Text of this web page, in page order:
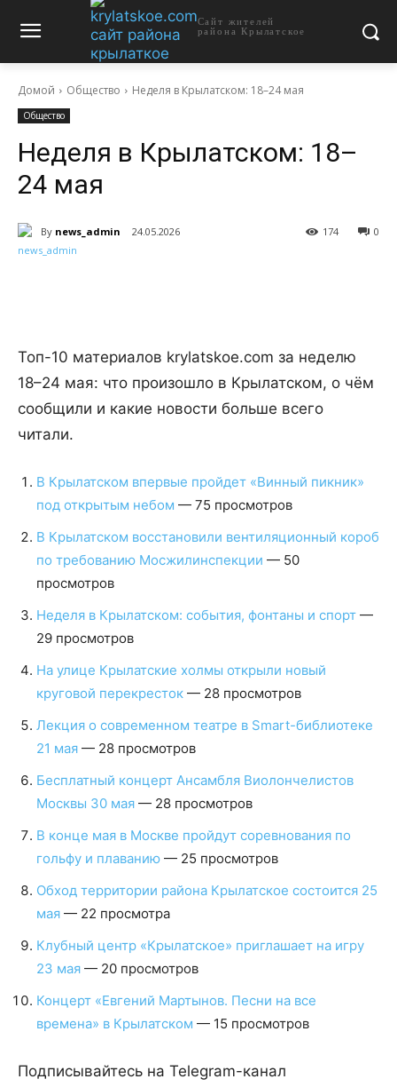
Сайт жителей
района Крылатское
Домой Общество Неделя в Крылатском: 18–24 мая
Общество
Неделя в Крылатском: 18–
24 мая
By news_admin 24.05.2026 0
174
Топ-10 материалов krylatskoe.com за неделю
18–24 мая: что произошло в Крылатском, о чём
сообщили и какие новости больше всего
читали.
В Крылатском впервые пройдет «Винный пикник»
под открытым небом — 75 просмотров
В Крылатском восстановили вентиляционный короб
по требованию Мосжилинспекции — 50
просмотров
Неделя в Крылатском: события, фонтаны и спорт —
29 просмотров
На улице Крылатские холмы открыли новый
круговой перекресток — 28 просмотров
Лекция о современном театре в Smart-библиотеке
21 мая — 28 просмотров
Бесплатный концерт Ансамбля Виолончелистов
Москвы 30 мая — 28 просмотров
В конце мая в Москве пройдут соревнования по
гольфу и плаванию — 25 просмотров
Обход территории района Крылатское состоится 25
мая — 22 просмотра
Клубный центр «Крылатское» приглашает на игру
23 мая — 20 просмотров
Концерт «Евгений Мартынов. Песни на все
времена» в Крылатском — 15 просмотров
Подписывайтесь на Telegram-канал